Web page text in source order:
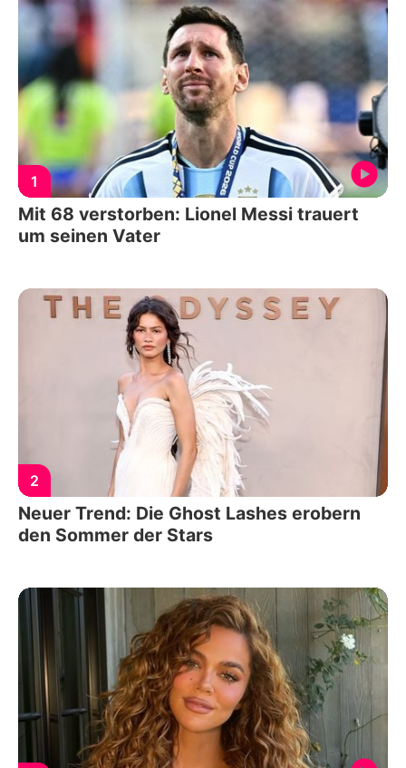
1
Mit 68 verstorben: Lionel Messi trauert
um seinen Vater
2
Neuer Trend: Die Ghost Lashes erobern
den Sommer der Stars